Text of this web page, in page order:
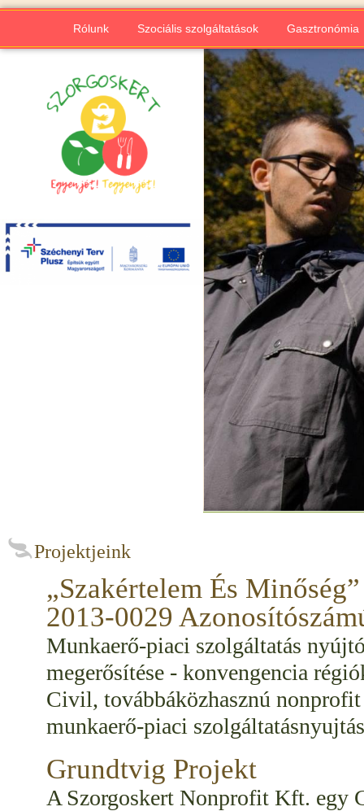
Rólunk Szociális szolgáltatások Gasztronómia
Projektjeink
„Szakértelem És
2013-0029
Munkaerő-piaci szolgáltatás
megerősítése - konvengencia
Civil, továbbáközhasznú nonprofit
munkaerő-piaci
Grundtvig Projekt
A Szorgoskert Nonprofit Kft. egy